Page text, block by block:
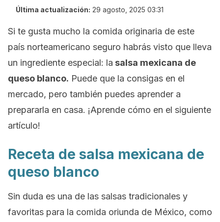
Última actualización: 29 agosto, 2025 03:31
Si te gusta mucho la comida originaria de este
país norteamericano seguro habrás visto que lleva
un ingrediente especial: la salsa mexicana de
queso blanco. Puede que la consigas en el
mercado, pero también puedes aprender a
prepararla en casa. ¡Aprende cómo en el siguiente
artículo!
Receta de salsa mexicana de
queso blanco
Sin duda es una de las salsas tradicionales y
favoritas para la comida oriunda de México, como